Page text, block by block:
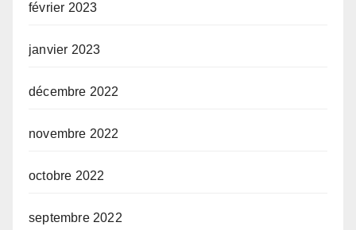
février 2023
janvier 2023
décembre 2022
novembre 2022
octobre 2022
septembre 2022